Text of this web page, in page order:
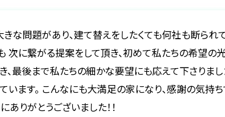
な問題があり、建て替えをしたくても何社も断られ
次に繋がる提案をして頂き、初めて私たちの希望の
最後まで私たちの細かな要望にも応えて下さりまし
ています。 こんなにも大満足の家になり、感謝の気
ありがとうございました！！